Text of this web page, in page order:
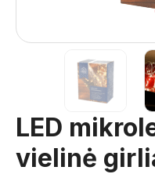
LED
vielinė